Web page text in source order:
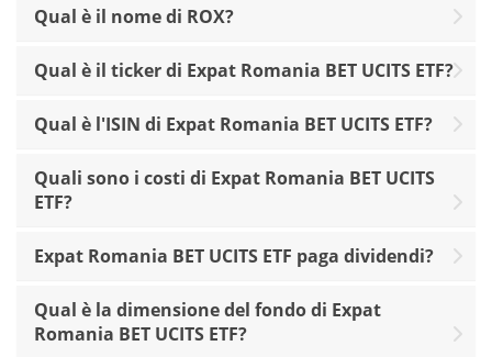
Qual è il nome di ROX?
Qual è il ticker di Expat Romania BET UCITS ETF?
Qual è l'ISIN di Expat Romania BET UCITS ETF?
Quali sono i costi di Expat Romania BET UCITS
ETF?
Expat Romania BET UCITS ETF paga dividendi?
Qual è la dimensione del fondo di Expat
Romania BET UCITS ETF?